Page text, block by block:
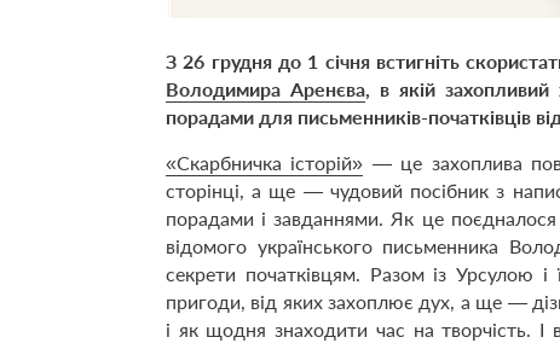
З 26 грудня до 1 січня встигніть
Володимира Аренєва, в якій
порадами для письменників-початківців
«Скарбничка історій» — це захоплива
сторінці, а ще — чудовий посібник з
порадами і зав­даннями. Як це
відомого українського письменника
секрети початківцям. Разом із Урсулою
пригоди, від яких захоплює дух, а ще —
і як щодня знаходити час на творчість.